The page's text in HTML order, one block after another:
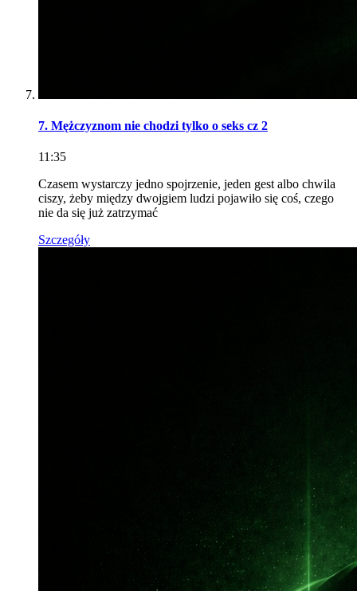
7. Mężczyznom nie chodzi tylko o seks cz 2
11:35
Czasem wystarczy jedno spojrzenie, jeden gest albo chwila
ciszy, żeby między dwojgiem ludzi pojawiło się coś, czego
nie da się już zatrzymać
Szczegóły